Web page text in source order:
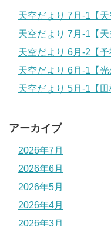
天空だより 7月-1【天
天空だより 7月-1【天
天空だより 6月-2【予
天空だより 6月-1【光
天空だより 5月-1【田
アーカイブ
2026年7月
2026年6月
2026年5月
2026年4月
2026年3月